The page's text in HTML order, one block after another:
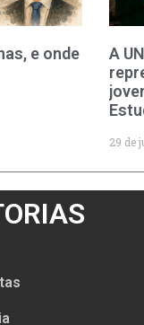
e onde
A
29 de